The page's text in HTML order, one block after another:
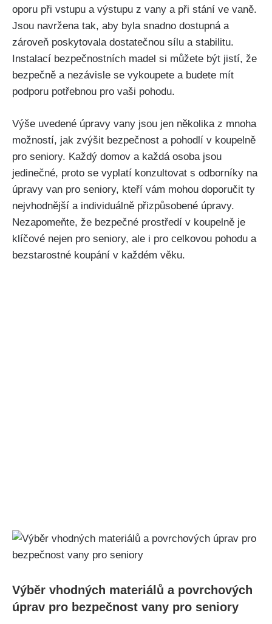
oporu při vstupu a výstupu z vany a při stání ve vaně.
Jsou navržena tak, aby byla snadno dostupná a
zároveň poskytovala dostatečnou sílu a stabilitu.
Instalací bezpečnostních madel si můžete být jistí, že
bezpečně a nezávisle se vykoupete a budete mít
podporu potřebnou pro vaši pohodu.
Výše uvedené úpravy vany jsou jen několika z mnoha
možností, jak zvýšit bezpečnost a pohodlí v koupelně
pro seniory. Každý domov a každá osoba jsou
jedinečné, proto se vyplatí konzultovat s odborníky na
úpravy van pro seniory, kteří vám mohou doporučit ty
nejvhodnější a individuálně přizpůsobené úpravy.
Nezapomeňte, že bezpečné prostředí v koupelně je
klíčové nejen pro seniory, ale i pro celkovou pohodu a
bezstarostné koupání v každém věku.
Výběr vhodných materiálů a povrchových
úprav pro bezpečnost vany pro seniory